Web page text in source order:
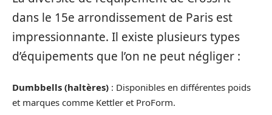
dans le 15e arrondissement de Paris est
impressionnante. Il existe plusieurs types
d’équipements que l’on ne peut négliger :
Dumbbells (haltères) : Disponibles en différentes poids
et marques comme Kettler et ProForm.